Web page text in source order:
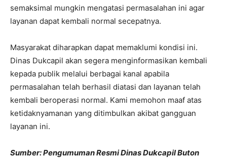
semaksimal mungkin mengatasi permasalahan ini agar
layanan dapat kembali normal secepatnya.
​Masyarakat diharapkan dapat memaklumi kondisi ini.
Dinas Dukcapil akan segera menginformasikan kembali
kepada publik melalui berbagai kanal apabila
permasalahan telah berhasil diatasi dan layanan telah
kembali beroperasi normal. ​Kami memohon maaf atas
ketidaknyamanan yang ditimbulkan akibat gangguan
layanan ini.
Sumber: Pengumuman Resmi Dinas Dukcapil Buton